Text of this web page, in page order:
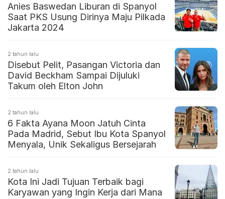
Anies Baswedan Liburan di Spanyol
Saat PKS Usung Dirinya Maju Pilkada
Jakarta 2024
2 tahun lalu
Disebut Pelit, Pasangan Victoria dan
David Beckham Sampai Dijuluki
Takum oleh Elton John
2 tahun lalu
6 Fakta Ayana Moon Jatuh Cinta
Pada Madrid, Sebut Ibu Kota Spanyol
Menyala, Unik Sekaligus Bersejarah
2 tahun lalu
Kota Ini Jadi Tujuan Terbaik bagi
Karyawan yang Ingin Kerja dari Mana